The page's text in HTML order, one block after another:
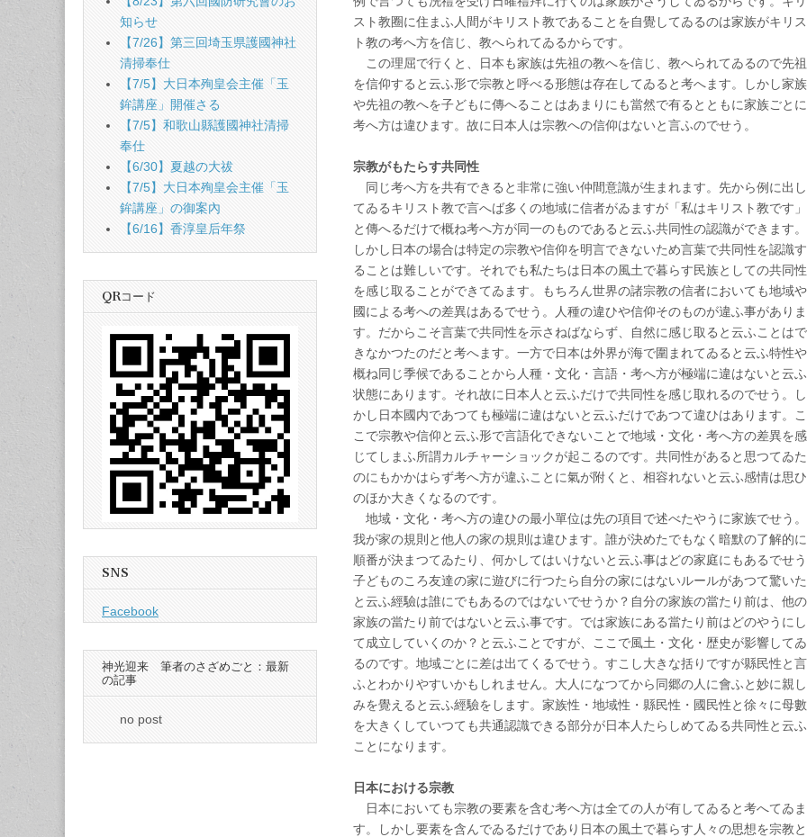
スト教圈に住まふ人間がキリスト教であることを自覺してゐるのは家族がキリス
ト教の考へ方を信じ、教へられてゐるからです。
この理屈で行くと、日本も家族は先祖の教へを信じ、教へられてゐるので先祖
を信仰すると云ふ形で宗教と呼べる形態は存在してゐると考へます。しかし家族
や先祖の教へを子どもに傳へることはあまりにも當然で有るとともに家族ごとに
考へ方は違ひます。故に日本人は宗教への信仰はないと言ふのでせう。
宗教がもたらす共同性
同じ考へ方を共有できると非常に強い仲間意識が生まれます。先から例に出し
てゐるキリスト教で言へば多くの地域に信者がゐますが「私はキリスト教です」
と傳へるだけで概ね考へ方が同一のものであると云ふ共同性の認識ができます。
しかし日本の場合は特定の宗教や信仰を明言できないため言葉で共同性を認識す
ることは難しいです。それでも私たちは日本の風土で暮らす民族としての共同性
を感じ取ることができてゐます。もちろん世界の諸宗教の信者においても地域や
國による考への差異はあるでせう。人種の違ひや信仰そのものが違ふ事がありま
す。だからこそ言葉で共同性を示さねばならず、自然に感じ取ると云ふことはで
きなかつたのだと考へます。一方で日本は外界が海で圍まれてゐると云ふ特性や
概ね同じ季候であることから人種・文化・言語・考へ方が極端に違はないと云ふ
状態にあります。それ故に日本人と云ふだけで共同性を感じ取れるのでせう。し
かし日本國内であつても極端に違はないと云ふだけであつて違ひはあります。こ
こで宗教や信仰と云ふ形で言語化できないことで地域・文化・考へ方の差異を感
じてしまふ所謂カルチャーショックが起こるのです。共同性があると思つてゐた
のにもかかはらず考へ方が違ふことに氣が附くと、相容れないと云ふ感情は思ひ
のほか大きくなるのです。
地域・文化・考へ方の違ひの最小單位は先の項目で述べたやうに家族でせう。
我が家の規則と他人の家の規則は違ひます。誰が決めたでもなく暗默の了解的に
順番が決まつてゐたり、何かしてはいけないと云ふ事はどの家庭にもあるでせ
子どものころ友達の家に遊びに行つたら自分の家にはないルールがあつて驚いた
と云ふ經驗は誰にでもあるのではないでせうか？自分の家族の當たり前は、他の
家族の當たり前ではないと云ふ事です。では家族にある當たり前はどのやうにし
て成立していくのか？と云ふことですが、ここで風土・文化・歴史が影響してゐ
るのです。地域ごとに差は出てくるでせう。すこし大きな括りですが縣民性と言
ふとわかりやすいかもしれません。大人になつてから同郷の人に會ふと妙に親し
みを覺えると云ふ經驗をします。家族性・地域性・縣民性・國民性と徐々に母數
を大きくしていつても共通認識できる部分が日本人たらしめてゐる共同性と云ふ
ことになります。
日本における宗教
日本においても宗教の要素を含む考へ方は全ての人が有してゐると考へてゐま
す。しかし要素を含んでゐるだけであり日本の風土で暮らす人々の思想を宗教と
知らせ
【7/26】第三回埼玉県護國神社
清掃奉仕
【7/5】大日本殉皇会主催「玉
鉾講座」開催さる
【7/5】和歌山縣護國神社清掃
奉仕
【6/30】夏越の大祓
【7/5】大日本殉皇会主催「玉
鉾講座」の御案內
【6/16】香淳皇后年祭
QRコード
SNS
Facebook
神光迎来 筆者のさざめごと：最新
の記事
no post